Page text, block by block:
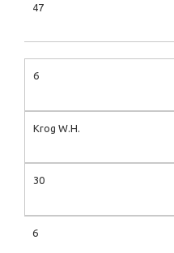
47
6
Krog W.H.
30
6